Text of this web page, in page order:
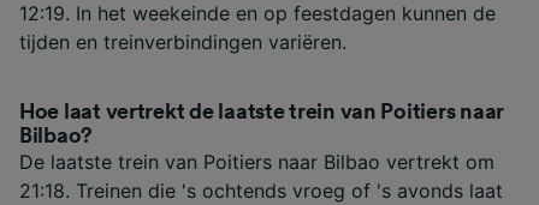
12:19. In het weekeinde en op feestdagen kunnen de
tijden en treinverbindingen variëren.
Hoe laat vertrekt de laatste trein van Poitiers naar
Bilbao?
De laatste trein van Poitiers naar Bilbao vertrekt om
21:18. Treinen die 's ochtends vroeg of 's avonds laat